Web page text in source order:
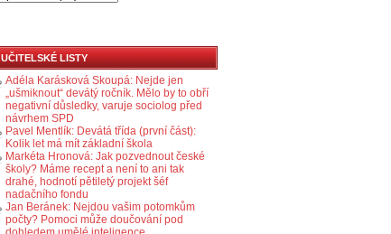
UČITELSKÉ LISTY
Adéla Karásková Skoupá: Nejde jen
„ušmiknout“ devátý ročník. Mělo by to obří
negativní důsledky, varuje sociolog před
návrhem SPD
Pavel Mentlík: Devátá třída (první část):
Kolik let má mít základní škola
Markéta Hronová: Jak pozvednout české
školy? Máme recept a není to ani tak
drahé, hodnotí pětiletý projekt šéf
nadačního fondu
Jan Beránek: Nejdou vašim potomkům
počty? Pomoci může doučování pod